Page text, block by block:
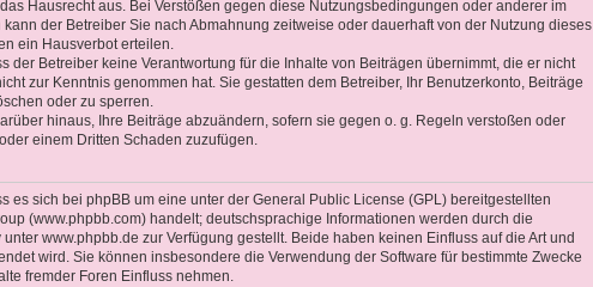
Hausrecht aus. Bei Verstößen gegen diese Nutzungsbedingungen oder anderer im
der Betreiber Sie nach Abmahnung zeitweise oder dauerhaft von der Nutzung dieses
ein Hausverbot erteilen.
der Betreiber keine Verantwortung für die Inhalte von Beiträgen übernimmt, die er nicht
zur Kenntnis genommen hat. Sie gestatten dem Betreiber, Ihr Benutzerkonto, Beiträge
oder zu sperren.
hinaus, Ihre Beiträge abzuändern, sofern sie gegen o. g. Regeln verstoßen oder
einem Dritten Schaden zuzufügen.
es sich bei phpBB um eine unter der General Public License (GPL) bereitgestellten
(www.phpbb.com) handelt; deutschsprachige Informationen werden durch die
www.phpbb.de zur Verfügung gestellt. Beide haben keinen Einfluss auf die Art und
wird. Sie können insbesondere die Verwendung der Software für bestimmte Zwecke
fremder Foren Einfluss nehmen.